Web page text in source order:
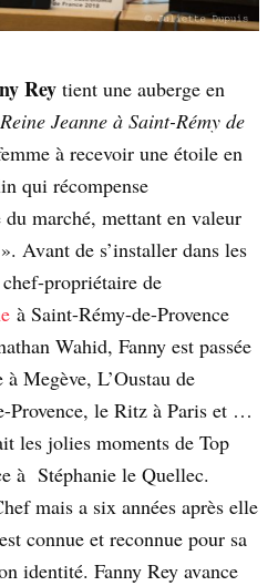
Rey tient une auberge en
Jeanne à Saint-Rémy de
à recevoir une étoile en
qui récompense
marché, mettant en valeur
Avant de s’installer dans les
propriétaire de
à Saint-Rémy-de-Provence
Wahid, Fanny est passée
Megève, L’Oustau de
Provence, le Ritz à Paris et …
les jolies moments de Top
à Stéphanie le Quellec.
mais a six années après elle
connue et reconnue pour sa
identité. Fanny Rey avance